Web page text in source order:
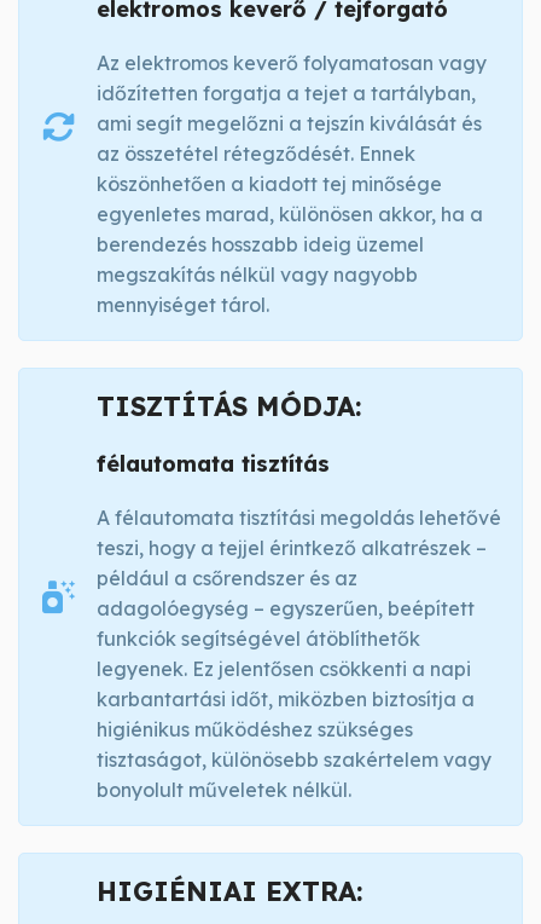
elektromos keverő / tejforgató
Az elektromos keverő folyamatosan vagy
időzítetten forgatja a tejet a tartályban,
ami segít megelőzni a tejszín kiválását és
az összetétel rétegződését. Ennek
köszönhetően a kiadott tej minősége
egyenletes marad, különösen akkor, ha a
berendezés hosszabb ideig üzemel
megszakítás nélkül vagy nagyobb
mennyiséget tárol.
TISZTÍTÁS MÓDJA:
félautomata tisztítás
A félautomata tisztítási megoldás lehetővé
teszi, hogy a tejjel érintkező alkatrészek –
például a csőrendszer és az
adagolóegység – egyszerűen, beépített
funkciók segítségével átöblíthetők
legyenek. Ez jelentősen csökkenti a napi
karbantartási időt, miközben biztosítja a
higiénikus működéshez szükséges
tisztaságot, különösebb szakértelem vagy
bonyolult műveletek nélkül.
HIGIÉNIAI EXTRA: